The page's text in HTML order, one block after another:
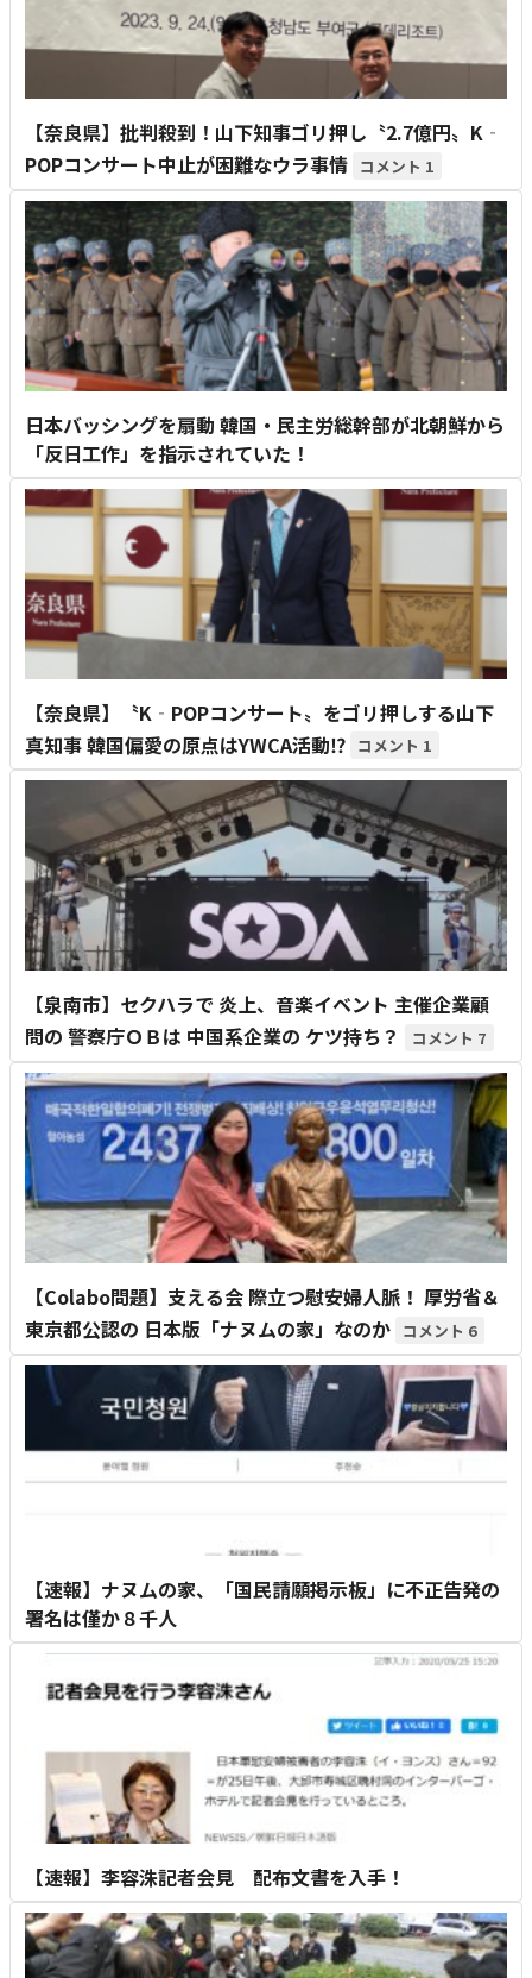
【奈良県】批判殺到！山下知事ゴリ押し〝2.7億円〟K‐
POPコンサート中止が困難なウラ事情
1
日本バッシングを扇動 韓国・民主労総幹部が北朝鮮から
「反日工作」を指示されていた！
【奈良県】〝K‐POPコンサート〟をゴリ押しする山下
真知事 韓国偏愛の原点はYWCA活動⁉
1
【泉南市】セクハラで 炎上、音楽イベント 主催企業顧
問の 警察庁ＯＢは 中国系企業の ケツ持ち？
7
【Colabo問題】支える会 際立つ慰安婦人脈！ 厚労省＆
東京都公認の 日本版「ナヌムの家」なのか
6
【速報】ナヌムの家、「国民請願掲示板」に不正告発の
署名は僅か８千人
【速報】李容洙記者会見 配布文書を入手！